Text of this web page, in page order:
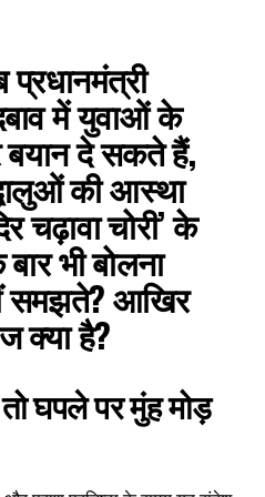
में युवाओं के
बयान दे सकते हैं,
की आस्था
चढ़ावा चोरी’ के
भी बोलना
समझते? आखिर
क्या है?
घपले पर मुंह मोड़